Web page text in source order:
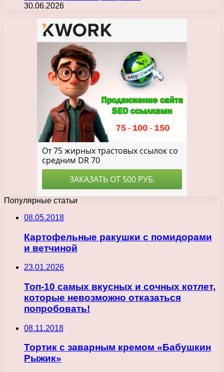
30.06.2026
Популярные статьи
08.05.2018
Картофельные ракушки с помидорами
и ветчиной
23.01.2026
Топ-10 самых вкусных и сочных котлет,
которые невозможно отказаться
попробовать!
08.11.2018
Тортик с заварным кремом «Бабушкин
Рыжик»